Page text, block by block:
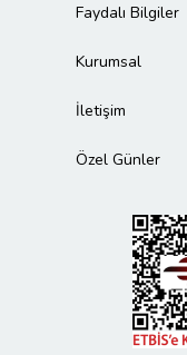
Faydalı Bilgiler
Kurumsal
İletişim
Özel Günler